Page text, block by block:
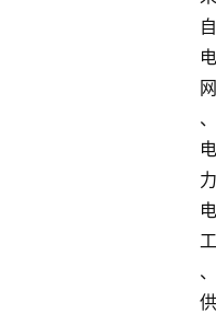
自
电
网
、
电
力
电
工
、
供